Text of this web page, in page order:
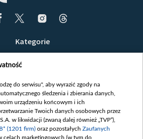
Kategorie
Opinie
Białoruś / Polska
Czytelnia
Centrum Europy
do serwisu", aby wyrazić zgody na
śledzenia i zbierania danych,
urządzeniu końcowym i ich
Twoich danych osobowych przez
w likwidacji (zwaną dalej również „TVP”),
(1201 firm) oraz pozostałych Zaufanych
celach marketingowych (w tym do